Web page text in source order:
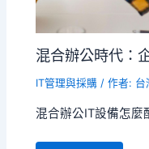
混合辦公時代：
IT管理與採購 / 作者: 台
混合辦公IT設備怎麼